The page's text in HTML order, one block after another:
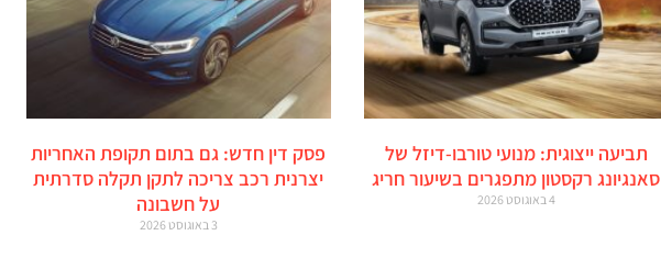
תביעה ייצוגית: מנועי טורבו-דיזל של
סאנגיונג רקסטון מתפגרים בשיעור חריג
4 באוגוסט 2026
פסק דין חדש: גם בתום תקופת האחריות
יצרנית רכב צריכה לתקן תקלה סדרתית
על חשבונה
3 באוגוסט 2026